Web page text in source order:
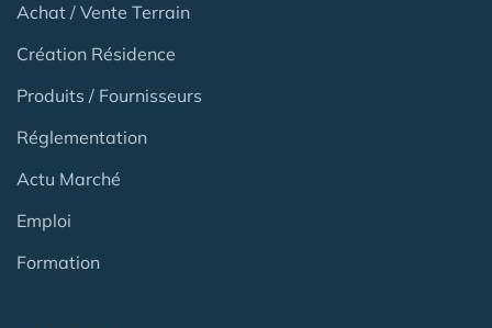
Achat / Vente Terrain
Création Résidence
Produits / Fournisseurs
Réglementation
Actu Marché
Emploi
Formation